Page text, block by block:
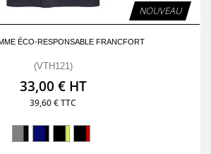
NOUVEAU
ÉCO-RESPONSABLE FRANCFORT
(VTH121)
33,00 € HT
39,60 € TTC